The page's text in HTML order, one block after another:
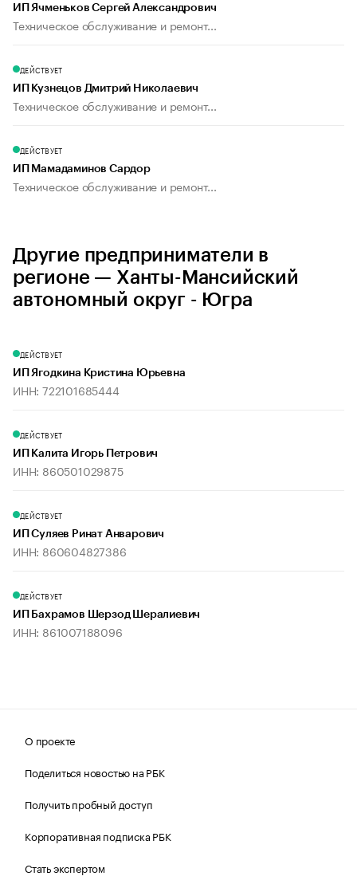
ИП Ячменьков Сергей Александрович
Техническое обслуживание и ремонт...
ДЕЙСТВУЕТ
ИП Кузнецов Дмитрий Николаевич
Техническое обслуживание и ремонт...
ДЕЙСТВУЕТ
ИП Мамадаминов Сардор
Техническое обслуживание и ремонт...
Другие предприниматели в
регионе — Ханты-Мансийский
автономный округ - Югра
ДЕЙСТВУЕТ
ИП Ягодкина Кристина Юрьевна
ИНН: 722101685444
ДЕЙСТВУЕТ
ИП Калита Игорь Петрович
ИНН: 860501029875
ДЕЙСТВУЕТ
ИП Суляев Ринат Анварович
ИНН: 860604827386
ДЕЙСТВУЕТ
ИП Бахрамов Шерзод Шералиевич
ИНН: 861007188096
О проекте
Поделиться новостью на РБК
Получить пробный доступ
Корпоративная подписка РБК
Стать экспертом